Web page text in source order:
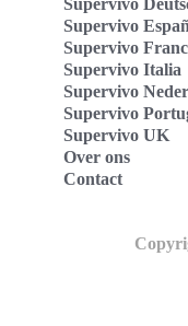
Supervivo
Supervivo
Supervivo Italia
Supervivo
Supervivo
Supervivo UK
Over ons
Contact